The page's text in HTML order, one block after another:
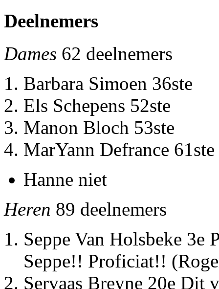
Deelnemers
Dames 62 deelnemers
Barbara Simoen 36ste
Els Schepens 52ste
Manon Bloch 53ste
MarYann Defrance 61ste
Hanne niet
Heren 89 deelnemers
Seppe Van Holsbeke
Seppe!! Proficiat!!
Servaas Breyne 20e